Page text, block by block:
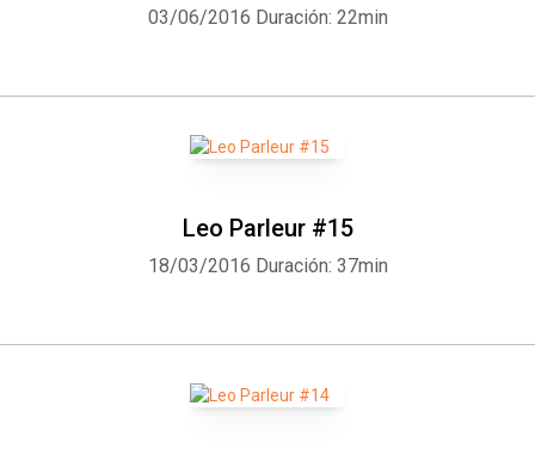
03/06/2016 Duración: 22min
Leo Parleur #15
18/03/2016 Duración: 37min